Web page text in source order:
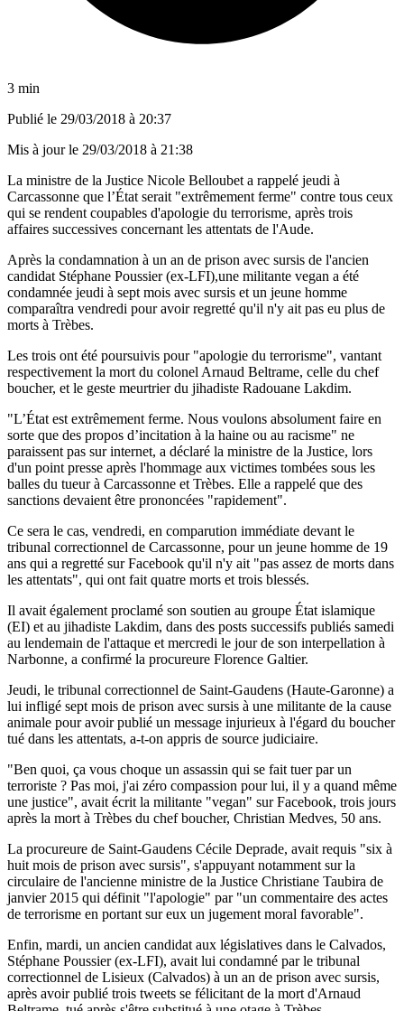
3 min
Publié le 29/03/2018 à 20:37
Mis à jour le 29/03/2018 à 21:38
La ministre de la Justice Nicole Belloubet a rappelé jeudi à
Carcassonne que l’État serait "extrêmement ferme" contre tous ceux
qui se rendent coupables d'apologie du terrorisme, après trois
affaires successives concernant les attentats de l'Aude.
Après la condamnation à un an de prison avec sursis de l'ancien
candidat Stéphane Poussier (ex-LFI),une militante vegan a été
condamnée jeudi à sept mois avec sursis et un jeune homme
comparaîtra vendredi pour avoir regretté qu'il n'y ait pas eu plus de
morts à Trèbes.
Les trois ont été poursuivis pour "apologie du terrorisme", vantant
respectivement la mort du colonel Arnaud Beltrame, celle du chef
boucher, et le geste meurtrier du jihadiste Radouane Lakdim.
"L’État est extrêmement ferme. Nous voulons absolument faire en
sorte que des propos d’incitation à la haine ou au racisme" ne
paraissent pas sur internet, a déclaré la ministre de la Justice, lors
d'un point presse après l'hommage aux victimes tombées sous les
balles du tueur à Carcassonne et Trèbes. Elle a rappelé que des
sanctions devaient être prononcées "rapidement".
Ce sera le cas, vendredi, en comparution immédiate devant le
tribunal correctionnel de Carcassonne, pour un jeune homme de 19
ans qui a regretté sur Facebook qu'il n'y ait "pas assez de morts dans
les attentats", qui ont fait quatre morts et trois blessés.
Il avait également proclamé son soutien au groupe État islamique
(EI) et au jihadiste Lakdim, dans des posts successifs publiés samedi
au lendemain de l'attaque et mercredi le jour de son interpellation à
Narbonne, a confirmé la procureure Florence Galtier.
Jeudi, le tribunal correctionnel de Saint-Gaudens (Haute-Garonne) a
lui infligé sept mois de prison avec sursis à une militante de la cause
animale pour avoir publié un message injurieux à l'égard du boucher
tué dans les attentats, a-t-on appris de source judiciaire.
"Ben quoi, ça vous choque un assassin qui se fait tuer par un
terroriste ? Pas moi, j'ai zéro compassion pour lui, il y a quand même
une justice", avait écrit la militante "vegan" sur Facebook, trois jours
après la mort à Trèbes du chef boucher, Christian Medves, 50 ans.
La procureure de Saint-Gaudens Cécile Deprade, avait requis "six à
huit mois de prison avec sursis", s'appuyant notamment sur la
circulaire de l'ancienne ministre de la Justice Christiane Taubira de
janvier 2015 qui définit "l'apologie" par "un commentaire des actes
de terrorisme en portant sur eux un jugement moral favorable".
Enfin, mardi, un ancien candidat aux législatives dans le Calvados,
Stéphane Poussier (ex-LFI), avait lui condamné par le tribunal
correctionnel de Lisieux (Calvados) à un an de prison avec sursis,
après avoir publié trois tweets se félicitant de la mort d'Arnaud